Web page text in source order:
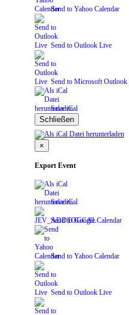
Send to Yahoo Calendar
Send to Outlook Live
Send to Microsoft Outlook
Save iCal
Schließen
×
Export Event
Save iCal
Send to Google Calendar
Send to Yahoo Calendar
Send to Outlook Live